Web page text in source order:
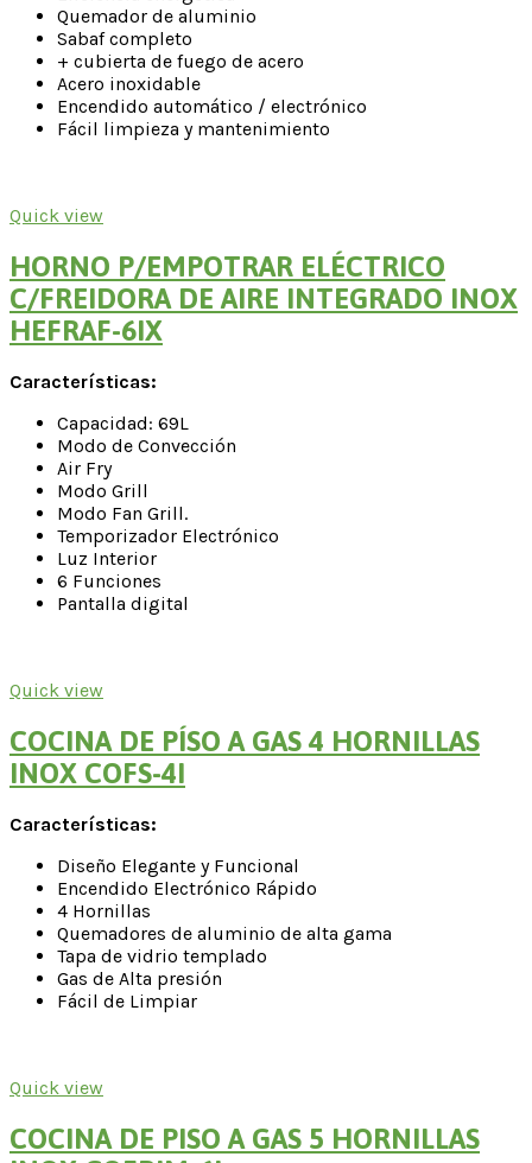
Quemador de aluminio
Sabaf completo
+ cubierta de fuego de acero
Acero inoxidable
Encendido automático / electrónico
Fácil limpieza y mantenimiento
Quick view
HORNO P/EMPOTRAR ELÉCTRICO
C/FREIDORA DE AIRE INTEGRADO INOX
HEFRAF-6IX
Características:
Capacidad: 69L
Modo de Convección
Air Fry
Modo Grill
Modo Fan Grill.
Temporizador Electrónico
Luz Interior
6 Funciones
Pantalla digital
Quick view
COCINA DE PÍSO A GAS 4 HORNILLAS
INOX COFS-4I
Características:
Diseño Elegante y Funcional
Encendido Electrónico Rápido
4 Hornillas
Quemadores de aluminio de alta gama
Tapa de vidrio templado
Gas de Alta presión
Fácil de Limpiar
Quick view
COCINA DE PISO A GAS 5 HORNILLAS